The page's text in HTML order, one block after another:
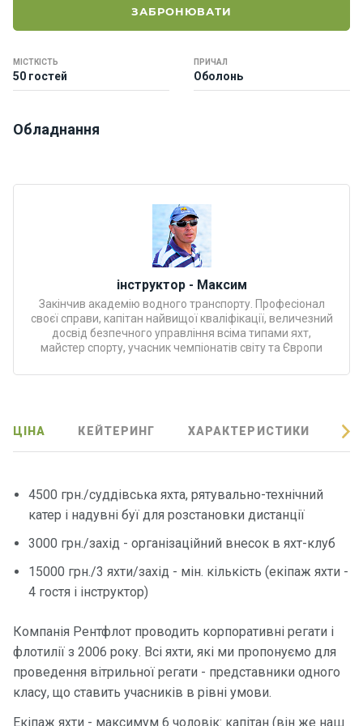
ЗАБРОНЮВАТИ
МІСТКІСТЬ
50 гостей
ПРИЧАЛ
Оболонь
Обладнання
інструктор - Максим
Закінчив академію водного транспорту. Професіонал
своєї справи, капітан найвищої кваліфікації, величезний
досвід безпечного управління всіма типами яхт,
майстер спорту, учасник чемпіонатів світу та Європи
ЦІНА КЕЙТЕРИНГ ХАРАКТЕРИСТИКИ
4500 грн./суддівська яхта, рятувально-технічний
катер і надувні буї для розстановки дистанції
3000 грн./захід - організаційний внесок в яхт-клуб
15000 грн./3 яхти/захід - мін. кількість (екіпаж яхти -
4 гостя і інструктор)
Компанія Рентфлот проводить корпоративні регати і
флотилії з 2006 року. Всі яхти, які ми пропонуємо для
проведення вітрильної регати - представники одного
класу, що ставить учасників в рівні умови.
Екіпаж яхти - максимум 6 чоловік: капітан (він же наш
х
и
Про
Програ
нку
нкові
сертифі
Розваг
и
Річкові
прогул
янки
Відгуки